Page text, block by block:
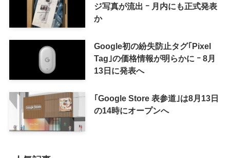
ジ写真が流出 ｰ 月内にも正式発表
か
Google初の紛失防止タグ｢Pixel
Tag｣の価格情報が明らかに ｰ 8月
13日に発表へ
｢Google Store 表参道｣は8月13日
の14時にオープンへ